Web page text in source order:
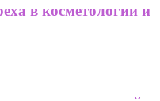
в косметологии и